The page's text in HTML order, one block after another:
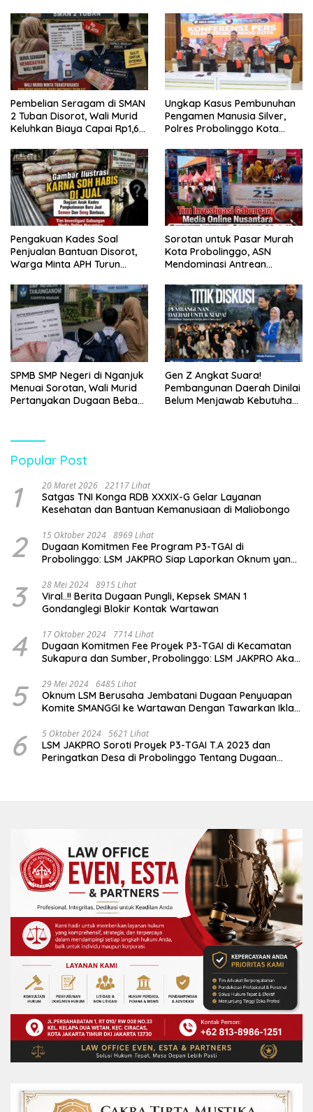
Tempuh Jalur Hukum
Pembelian Seragam di SMAN
2 Tuban Disorot, Wali Murid
Keluhkan Biaya Capai Rp1,6
Ungkap Kasus Pembunuhan
Pengamen Manusia Silver,
Polres Probolinggo Kota
Pengakuan Kades Soal
Penjualan Bantuan Disorot,
Warga Minta APH Turun
Sorotan untuk Pasar Murah
Kota Probolinggo, ASN
Mendominasi Antrean
SPMB SMP Negeri di Nganjuk
Menuai Sorotan, Wali Murid
Pertanyakan Dugaan Beban
Pendidikan
Gen Z Angkat Suara!
Pembangunan Daerah Dinilai
Belum Menjawab Kebutuhan
Popular Post
1 20 Maret 2026 22117 Lihat
Satgas TNI Konga RDB XXXIX-G Gelar Layanan
Kesehatan dan Bantuan Kemanusiaan di Maliobongo
2 15 Oktober 2024 8969 Lihat
Dugaan Komitmen Fee Program P3-TGAI di
Probolinggo: LSM JAKPRO Siap Laporkan Oknum yang
3 28 Mei 2024 8915 Lihat
Viral..!! Berita Dugaan Pungli, Kepsek SMAN 1
Gondanglegi Blokir Kontak Wartawan
4 17 Oktober 2024 7714 Lihat
Dugaan Komitmen Fee Proyek P3-TGAI di Kecamatan
Sukapura dan Sumber, Probolinggo: LSM JAKPRO Akan
5 29 Mei 2024 6485 Lihat
Oknum LSM Berusaha Jembatani Dugaan Penyuapan
Komite SMANGGI ke Wartawan Dengan Tawarkan Iklan
6 5 Oktober 2024 5621 Lihat
LSM JAKPRO Soroti Proyek P3-TGAI T.A 2023 dan
Peringatkan Desa di Probolinggo Tentang Dugaan